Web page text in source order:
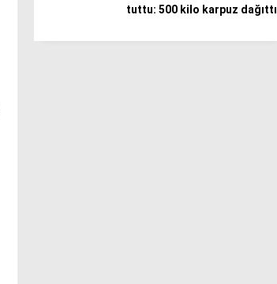
tuttu: 500 kilo karpuz dağıttı